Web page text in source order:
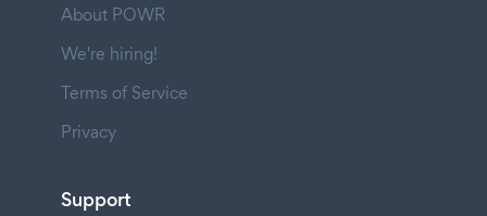
About POWR
We're hiring!
Terms of Service
Privacy
Support